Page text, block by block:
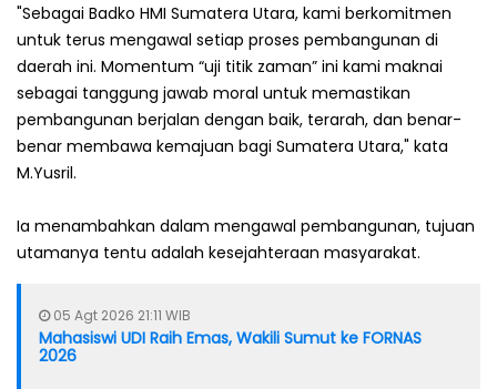
"Sebagai Badko HMI Sumatera Utara, kami berkomitmen
untuk terus mengawal setiap proses pembangunan di
daerah ini. Momentum “uji titik zaman” ini kami maknai
sebagai tanggung jawab moral untuk memastikan
pembangunan berjalan dengan baik, terarah, dan benar-
benar membawa kemajuan bagi Sumatera Utara," kata
M.Yusril.
Ia menambahkan dalam mengawal pembangunan, tujuan
utamanya tentu adalah kesejahteraan masyarakat.
05 Agt 2026 21:11 WIB
Mahasiswi UDI Raih Emas, Wakili Sumut ke FORNAS
2026